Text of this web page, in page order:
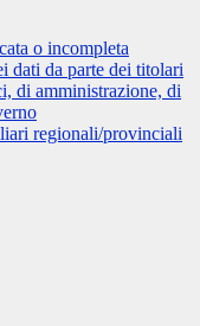
o incompleta
dati da parte dei titolari
di amministrazione, di
regionali/provinciali